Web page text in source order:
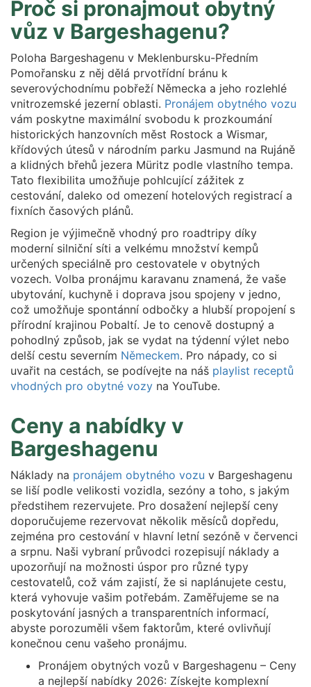
Proč si pronajmout obytný
vůz v Bargeshagenu?
Poloha Bargeshagenu v Meklenbursku-Předním
Pomořansku z něj dělá prvotřídní bránu k
severovýchodnímu pobřeží Německa a jeho rozlehlé
vnitrozemské jezerní oblasti. Pronájem obytného vozu
vám poskytne maximální svobodu k prozkoumání
historických hanzovních měst Rostock a Wismar,
křídových útesů v národním parku Jasmund na Rujáně
a klidných břehů jezera Müritz podle vlastního tempa.
Tato flexibilita umožňuje pohlcující zážitek z
cestování, daleko od omezení hotelových registrací a
fixních časových plánů.
Region je výjimečně vhodný pro roadtripy díky
moderní silniční síti a velkému množství kempů
určených speciálně pro cestovatele v obytných
vozech. Volba pronájmu karavanu znamená, že vaše
ubytování, kuchyně i doprava jsou spojeny v jedno,
což umožňuje spontánní odbočky a hlubší propojení s
přírodní krajinou Pobaltí. Je to cenově dostupný a
pohodlný způsob, jak se vydat na týdenní výlet nebo
delší cestu severním Německem. Pro nápady, co si
uvařit na cestách, se podívejte na náš playlist receptů
vhodných pro obytné vozy na YouTube.
Ceny a nabídky v
Bargeshagenu
Náklady na pronájem obytného vozu v Bargeshagenu
se liší podle velikosti vozidla, sezóny a toho, s jakým
předstihem rezervujete. Pro dosažení nejlepší ceny
doporučujeme rezervovat několik měsíců dopředu,
zejména pro cestování v hlavní letní sezóně v červenci
a srpnu. Naši vybraní průvodci rozepisují náklady a
upozorňují na možnosti úspor pro různé typy
cestovatelů, což vám zajistí, že si naplánujete cestu,
která vyhovuje vašim potřebám. Zaměřujeme se na
poskytování jasných a transparentních informací,
abyste porozuměli všem faktorům, které ovlivňují
konečnou cenu vašeho pronájmu.
Pronájem obytných vozů v Bargeshagenu – Ceny
a nejlepší nabídky 2026: Získejte komplexní